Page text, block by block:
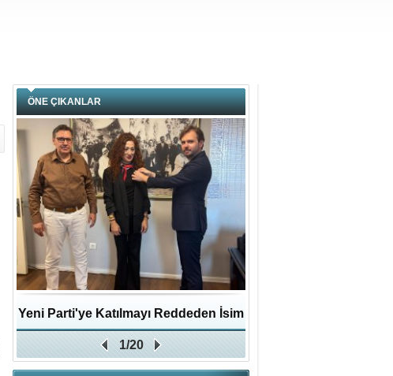
ÖNE ÇIKANLAR
Yeni Parti'ye Katılmayı Reddeden İsim
Zafer Partisi'ne katıldı
1/20